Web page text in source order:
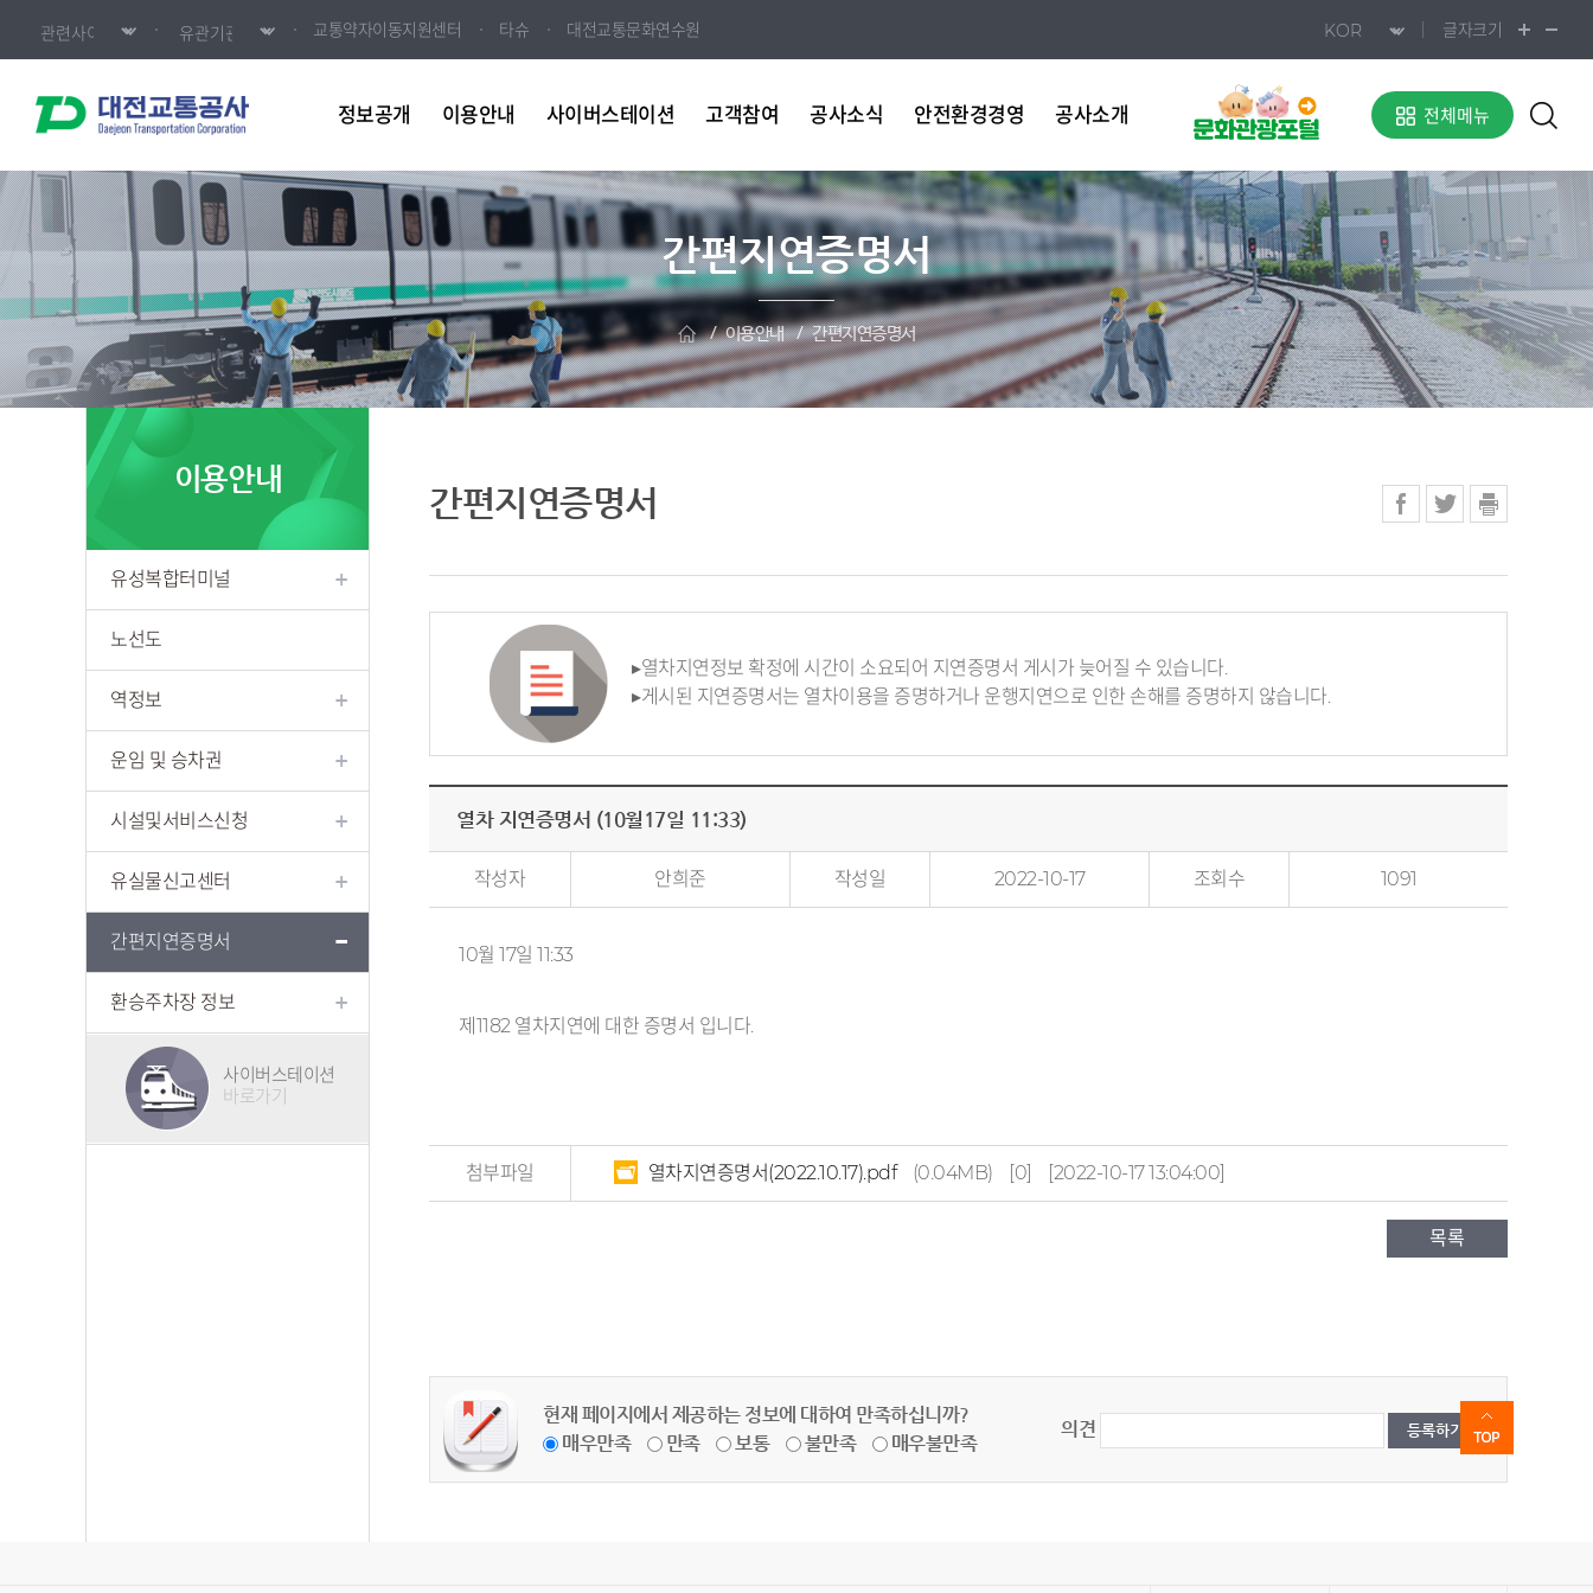
교통약자이동지원센터 타슈 대전교통문화연수원 글자크기
정보공개 이용안내 사이버스테이션 고객참여 공사소식 안전환경경영 공사소개 전체메뉴
간편지연증명서
이용안내 간편지연증명서
이용안내
유성복합터미널
노선도
역정보
운임 및 승차권
시설및서비스신청
유실물신고센터
간편지연증명서
환승주차장 정보
사이버스테이션
바로가기
간편지연증명서
▸열차지연정보 확정에 시간이 소요되어 지연증명서 게시가 늦어질 수 있습니다.
▸게시된 지연증명서는 열차이용을 증명하거나 운행지연으로 인한 손해를 증명하지 않습니다.
열차 지연증명서 (10월17일 11:33)
작성자 안희준 작성일 2022-10-17 조회수 1091
10월 17일 11:33
제1182 열차지연에 대한 증명서 입니다.
첨부파일 열차지연증명서(2022.10.17).pdf (0.04MB) [0] [2022-10-17 13:04:00]
목록
현재 페이지에서 제공하는 정보에 대하여 만족하십니까?
매우만족
만족 보통 불만족 매우불만족
의견